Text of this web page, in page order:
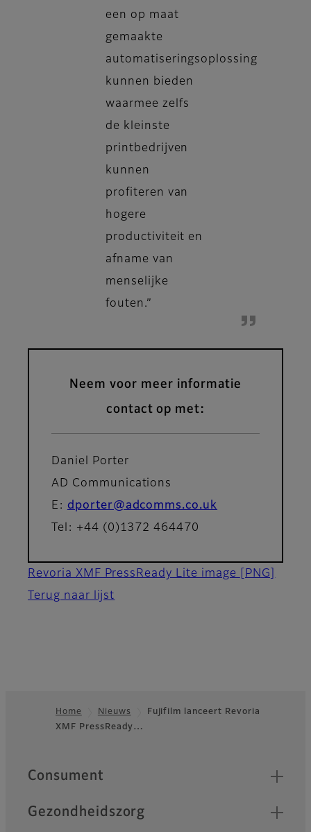
een op maat
gemaakte
automatiseringsoplossing
kunnen bieden
waarmee zelfs
de kleinste
printbedrijven
kunnen
profiteren van
hogere
productiviteit en
afname van
menselijke
fouten.”
Neem voor meer informatie
contact op met:
Daniel Porter
AD Communications
E: dporter@adcomms.co.uk
Tel: +44 (0)1372 464470
Revoria XMF PressReady Lite image
[PNG]
Terug naar lijst
Footer
Home Nieuws
Fujifilm lanceert Revoria
XMF PressReady…
Quick Links
Consument
Gezondheidszorg